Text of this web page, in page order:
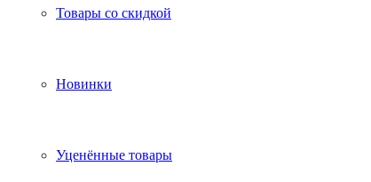
Товары со скидкой
Новинки
Уценённые товары